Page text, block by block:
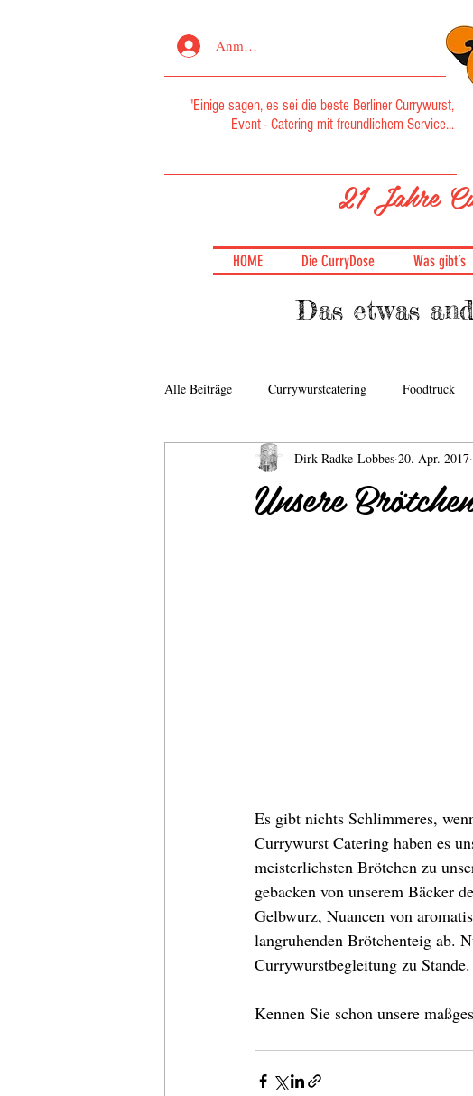
"Einige sagen, es sei die beste Berliner Currywurst,
Event - Catering mit freundlichem Service...
21 Jahre
Anmelden
HOME Die CurryDose Was gibt´s
Das etwas
Alle Beiträge Currywurstcatering Foodtruck
CurrywurstCatering Onlineshop Currywurst
Unsere
Dirk Radke-Lobbes 20. Apr. 2017
Es gibt nichts Schlimmeres,
Currywurst Catering haben es
meisterlichsten Brötchen zu
gebacken von unserem Bäcker
Gelbwurz, Nuancen von
langruhenden Brötchenteig ab.
Currywurstbegleitung zu Stande.
Kennen Sie schon unsere